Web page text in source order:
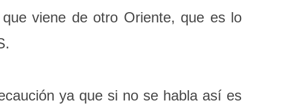
viene de otro Oriente, que es lo
ya que si no se habla así es